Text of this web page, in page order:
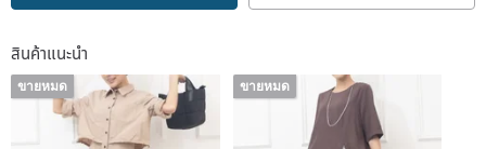
สินค้าแนะนำ
ขายหมด ขายหมด